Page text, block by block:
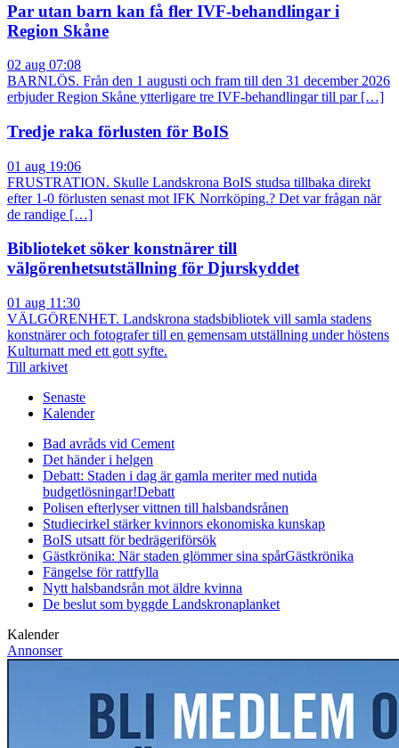
Par utan barn kan få fler IVF-behandlingar i
Region Skåne
02 aug 07:08
BARNLÖS. Från den 1 augusti och fram till den 31 december 2026
erbjuder Region Skåne ytterligare tre IVF-behandlingar till par […]
Tredje raka förlusten för BoIS
01 aug 19:06
FRUSTRATION. Skulle Landskrona BoIS studsa tillbaka direkt
efter 1-0 förlusten senast mot IFK Norrköping.? Det var frågan när
de randige […]
Biblioteket söker konstnärer till
välgörenhetsutställning för Djurskyddet
01 aug 11:30
VÄLGÖRENHET. Landskrona stadsbibliotek vill samla stadens
konstnärer och fotografer till en gemensam utställning under höstens
Kulturnatt med ett gott syfte.
Till arkivet
Senaste
Kalender
Bad avråds vid Cement
Det händer i helgen
Debatt: Staden i dag är gamla meriter med nutida
budgetlösningar!Debatt
Polisen efterlyser vittnen till halsbandsrånen
Studiecirkel stärker kvinnors ekonomiska kunskap
BoIS utsatt för bedrägeriförsök
Gästkrönika: När staden glömmer sina spårGästkrönika
Fängelse för rattfylla
Nytt halsbandsrån mot äldre kvinna
De beslut som byggde Landskronaplanket
Kalender
Annonser